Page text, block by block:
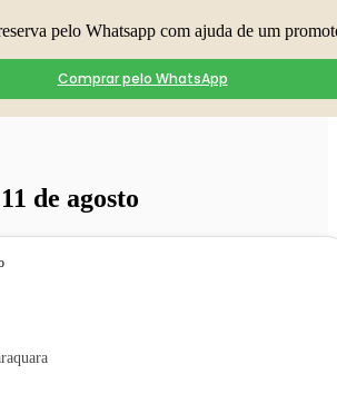
pelo Whatsapp com ajuda de um
Comprar pelo WhatsApp
de agosto